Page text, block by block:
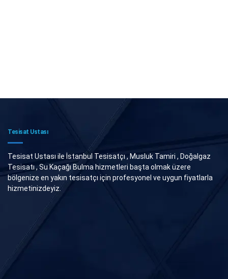
Tesisat Ustası
Tesisat Ustası ile İstanbul Tesisatçı , Musluk Tamiri , Doğalgaz
Tesisatı , Su Kaçağı Bulma hizmetleri başta olmak üzere
bölgenize en yakın tesisatçı için profesyonel ve uygun fiyatlarla
hizmetinizdeyiz.